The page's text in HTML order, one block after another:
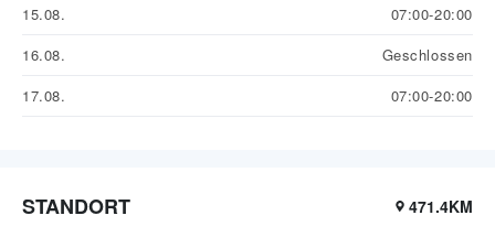
15.08.
07:00-20:00
16.08.
Geschlossen
17.08.
07:00-20:00
STANDORT 471.4KM